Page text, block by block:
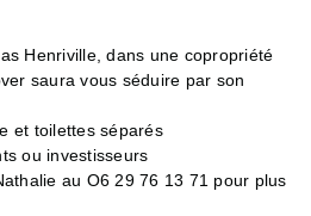
Henriville, dans une copropriété
saura vous séduire par son
et toilettes séparés
ou investisseurs
au O6 29 76 13 71 pour plus